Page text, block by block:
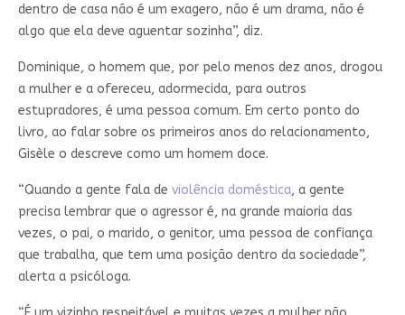
dentro de casa não é um exagero, não é um drama, não é
algo que ela deve aguentar sozinha”, diz.
Dominique, o homem que, por pelo menos dez anos, drogou
a mulher e a ofereceu, adormecida, para outros
estupradores, é uma pessoa comum. Em certo ponto do
livro, ao falar sobre os primeiros anos do relacionamento,
Gisèle o descreve como um homem doce.
“Quando a gente fala de violência doméstica, a gente
precisa lembrar que o agressor é, na grande maioria das
vezes, o pai, o marido, o genitor, uma pessoa de confiança
que trabalha, que tem uma posição dentro da sociedade”,
alerta a psicóloga.